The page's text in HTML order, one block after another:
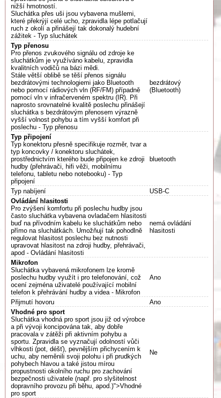
nižší hmotností.
Sluchátka přes uši jsou vybavena mušlemi,
které překrýjí celé ucho, zpravidla lépe potlačují
ruch z okolí a přinášejí tak dokonalý hudební
zážitek - Typ sluchátek
Typ přenosu
Pro přenos zvukového signálu od zdroje ke
sluchátkům je využíváno kabelu, zpravidla
kvalitních vodičů na bázi mědi.
Stále větší oblibě se těší přenos signálu
bezdrátovými technologiemi jako Bluetooth
nebo pomocí rádiových vln (RF/FM) případně
pomocí vln v infračerveném spektru (IR). Při
naprosto srovnatelné kvalitě poslechu přinášejí
sluchátka s bezdrátovým přenosem výrazně
vyšší volnost pohybu a tím vyšší komfort při
poslechu - Typ přenosu
bezdrátový
(Bluetooth)
Typ připojení
Typ konektoru přesně specifikuje rozměr, tvar a
typ koncovky / konektoru sluchátek,
prostřednictvím kterého bude připojen ke zdroji
hudby (přehrávači, hifi věži, mobilnímu
telefonu, tabletu nebo notebooku) - Typ
připojení
bluetooth
Typ nabíjení
USB-C
Ovládání hlasitosti
Pro zvýšení komfortu při poslechu hudby jsou
často sluchátka vybavena ovladačem hlasitosti
buď na přívodním kabelu ke sluchátkům nebo
přímo na sluchátkách. Umožňují tak pohodlně
regulovat hlasitost poslechu bez nutnosti
upravovat hlasitost na zdroji hudby, přehrávači,
apod - Ovládání hlasitosti
nemá ovládání
hlasitosti
Mikrofon
Sluchátka vybavená mikrofonem lze kromě
poslechu hudby využít i pro telefonování, což
ocení zejména uživatelé používající mobilní
telefon k přehrávání hudby a videa - Mikrofon
Ano
Přijmutí hovoru
Ano
Vhodné pro sport
Sluchátka vhodná pro sport jsou již od výrobce
a při vývoji koncipována tak, aby dobře
pracovala v zátěži při aktivním pohybu a
sportu. Zpravidla se vyznačují odolností vůči
vlhkosti (pot, déšť), pevnějším přichycením k
uchu, aby neměnili svoji polohu i při prudkých
pohybech hlavou a také jistou mírou
propustnosti okolního ruchu pro zachování
bezpečnosti uživatele (např. pro slyšitelnost
dopravního provozu při běhu, apod.)">Vhodné
pro sport
Ne